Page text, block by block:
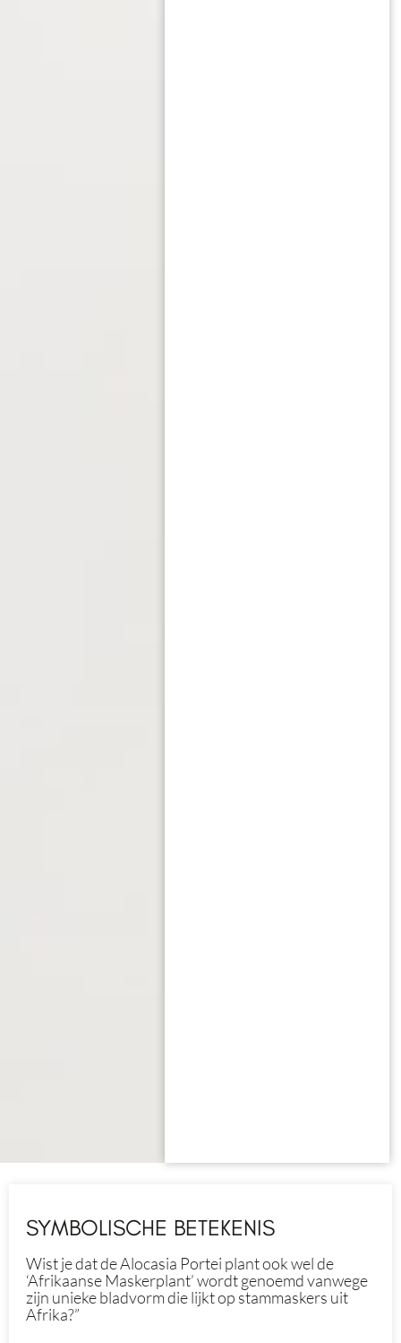
SYMBOLISCHE BETEKENIS
Wist je dat de Alocasia Portei plant ook wel de
‘Afrikaanse Maskerplant’ wordt genoemd vanwege
zijn unieke bladvorm die lijkt op stammaskers uit
Afrika?”